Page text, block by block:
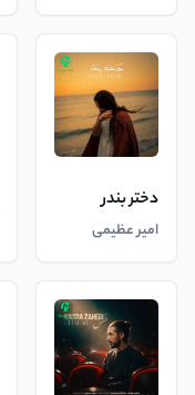
دختر بندر
امیر عظیمی